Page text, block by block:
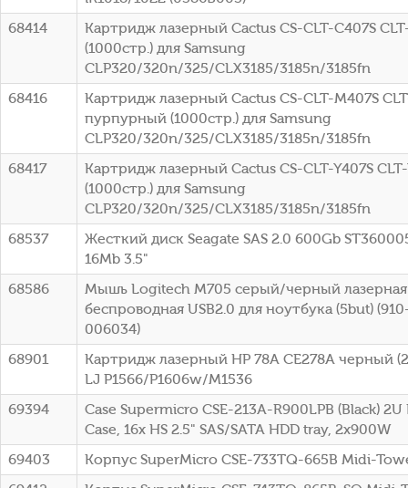
68414
Картридж лазерный Cactus CS-CLT-C407S
(1000стр.) для Samsung
CLP320/320n/325/CLX3185/3185n/3185fn
68416
Картридж лазерный Cactus CS-CLT-M407S
пурпурный (1000стр.) для Samsung
CLP320/320n/325/CLX3185/3185n/3185fn
68417
Картридж лазерный Cactus CS-CLT-Y407S
(1000стр.) для Samsung
CLP320/320n/325/CLX3185/3185n/3185fn
68537
Жесткий диск Seagate SAS 2.0 600Gb
16Mb 3.5"
68586
Мышь Logitech M705 серый/черный лазерная
беспроводная USB2.0 для ноутбука (5but)
006034)
68901
Картридж лазерный HP 78A CE278A черный
LJ P1566/P1606w/M1536
69394
Case Supermicro CSE-213A-R900LPB (Black)
Case, 16x HS 2.5" SAS/SATA HDD tray, 2x900W
69403
Корпус SuperMicro CSE-733TQ-665B Midi-